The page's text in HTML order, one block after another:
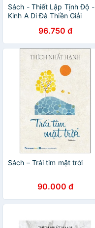
Sách - Thiết Lập Tịnh Độ -
Kinh A Di Đà Thiền Giải
96.750 đ
Sách – Trái tim mặt trời
90.000 đ